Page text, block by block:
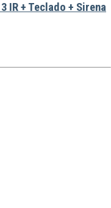
IR + Teclado + Sirena